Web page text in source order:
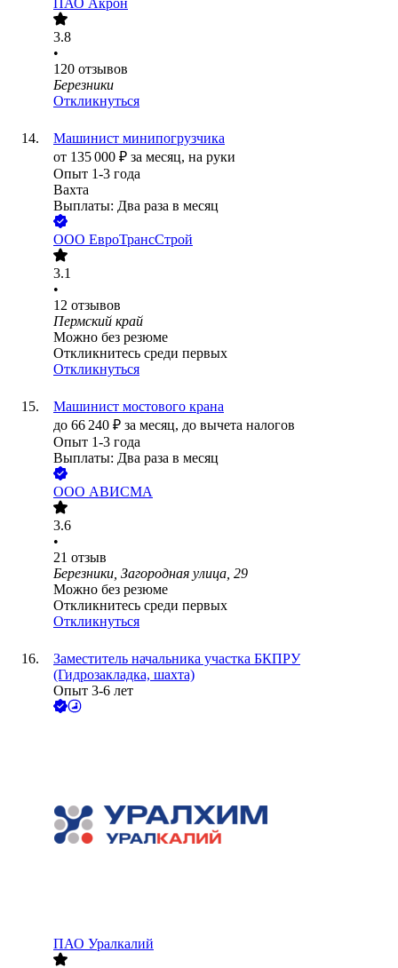
ПАО Акрон
3.8
•
120 отзывов
Березники
Откликнуться
Машинист минипогрузчика
от 135 000 ₽ за месяц, на руки
Опыт 1-3 года
Вахта
Выплаты: Два раза в месяц
ООО ЕвроТрансСтрой
3.1
•
12 отзывов
Пермский край
Можно без резюме
Откликнитесь среди первых
Откликнуться
Машинист мостового крана
до 66 240 ₽ за месяц, до вычета налогов
Опыт 1-3 года
Выплаты: Два раза в месяц
ООО АВИСМА
3.6
•
21 отзыв
Березники, Загородная улица, 29
Можно без резюме
Откликнитесь среди первых
Откликнуться
Заместитель начальника участка БКПРУ
(Гидрозакладка, шахта)
Опыт 3-6 лет
ПАО Уралкалий